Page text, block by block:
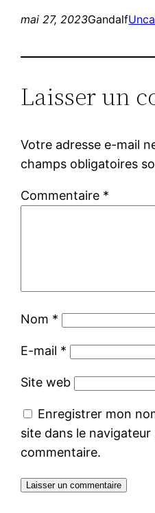
mai 27, 2023Gandalf
Laisser un
Votre adresse e-mail
champs obligatoires
Commentaire *
Nom *
E-mail *
Site web
Enregistrer mon
site dans le
commentaire.